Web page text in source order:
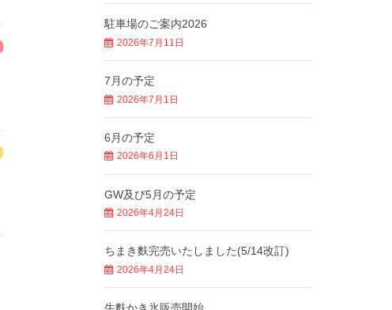
駐車場のご案内2026
2026年7月11日
7月の予定
2026年7月1日
6月の予定
2026年6月1日
GW及び5月の予定
2026年4月24日
ちまき麩完売いたしました(5/14改訂)
2026年4月24日